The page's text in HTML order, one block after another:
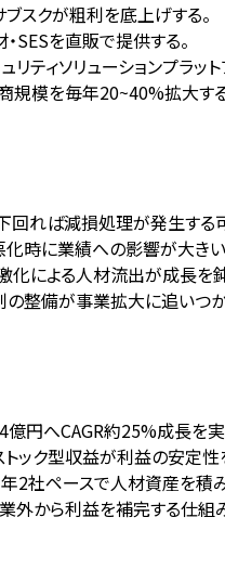
スクが粗利を底上げする。
SESを直販で提供する。
ティソリューションプラット
規模を毎年20~40%拡大する
回れば減損処理が発生する
時に業績への影響が大きい
による人材流出が成長を鈍
整備が事業拡大に追いつか
円へCAGR約25%成長を実
ック型収益が利益の安定性
2社ペースで人材資産を積
外から利益を補完する仕組